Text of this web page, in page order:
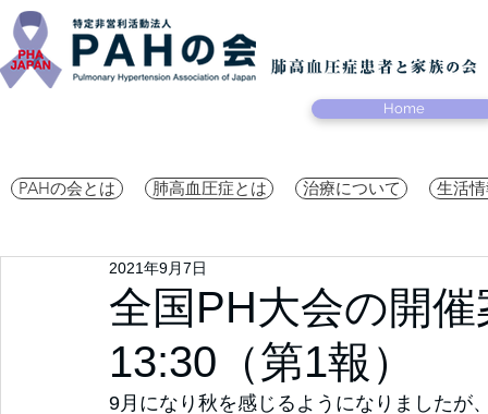
Home
PAHの会とは 肺高血圧症とは 治療について 生活
全国PH大会の開
13:30（第1報）
2021年9月7日
9月になり秋を感じるようになりましたが